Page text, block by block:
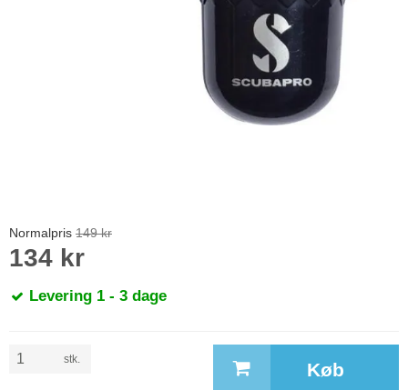
Normalpris 149 kr
134 kr
Levering 1 - 3 dage
stk. Køb